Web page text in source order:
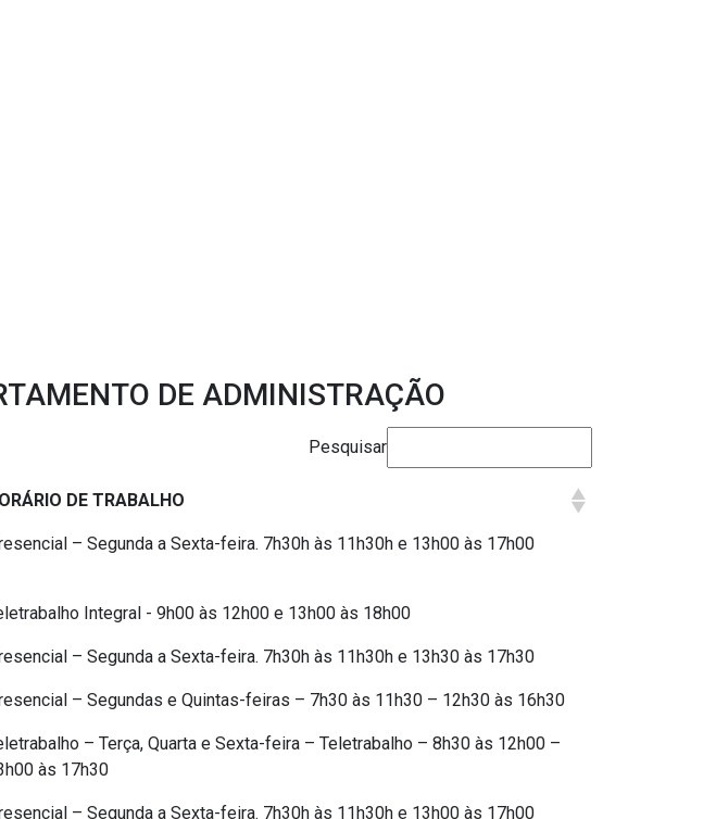
DE ADMINISTRAÇÃO
Pesquisar
DE TRABALHO
– Segunda a Sexta-feira. 7h30h às 11h30h e 13h00 às 17h00
Integral - 9h00 às 12h00 e 13h00 às 18h00
– Segunda a Sexta-feira. 7h30h às 11h30h e 13h30 às 17h30
– Segundas e Quintas-feiras – 7h30 às 11h30 – 12h30 às 16h30
– Terça, Quarta e Sexta-feira – Teletrabalho – 8h30 às 12h00 –
às 17h30
– Segunda a Sexta-feira. 7h30h às 11h30h e 13h00 às 17h00